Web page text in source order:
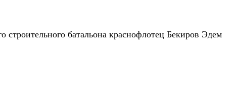
батальона краснофлотец Бекиров Эдем